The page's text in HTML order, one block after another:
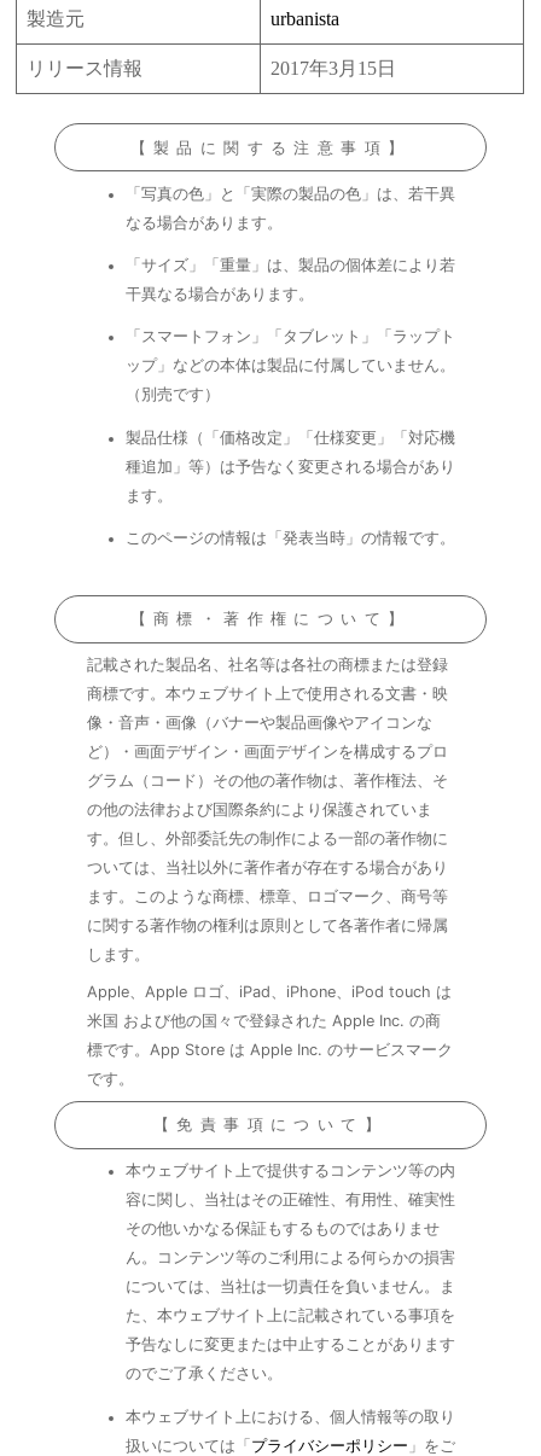
製造元 urbanista
リリース情報 2017年3月15日
【製品に関する注意事項】
「写真の色」と「実際の製品の色」は、若干異
なる場合があります。
「サイズ」「重量」は、製品の個体差により若
干異なる場合があります。
「スマートフォン」「タブレット」「ラップト
ップ」などの本体は製品に付属していません。
（別売です）
製品仕様（「価格改定」「仕様変更」「対応機
種追加」等）は予告なく変更される場合があり
ます。
このページの情報は「発表当時」の情報です。
【商標・著作権について】
記載された製品名、社名等は各社の商標または登録
商標です。本ウェブサイト上で使用される文書・映
像・音声・画像（バナーや製品画像やアイコンな
ど）・画面デザイン・画面デザインを構成するプロ
グラム（コード）その他の著作物は、著作権法、そ
の他の法律および国際条約により保護されていま
す。但し、外部委託先の制作による一部の著作物に
ついては、当社以外に著作者が存在する場合があり
ます。このような商標、標章、ロゴマーク、商号等
に関する著作物の権利は原則として各著作者に帰属
します。
Apple、Apple ロゴ、iPad、iPhone、iPod touch は
米国 および他の国々で登録された Apple Inc. の商
標です。App Store は Apple Inc. のサービスマーク
です。
【免責事項について】
本ウェブサイト上で提供するコンテンツ等の内
容に関し、当社はその正確性、有用性、確実性
その他いかなる保証もするものではありませ
ん。コンテンツ等のご利用による何らかの損害
については、当社は一切責任を負いません。ま
た、本ウェブサイト上に記載されている事項を
予告なしに変更または中止することがあります
のでご了承ください。
本ウェブサイト上における、個人情報等の取り
扱いについては「 プライバシーポリシー 」をご